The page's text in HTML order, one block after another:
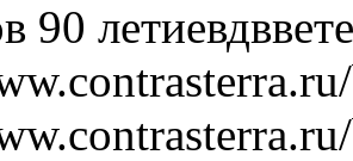
90 летиевдв